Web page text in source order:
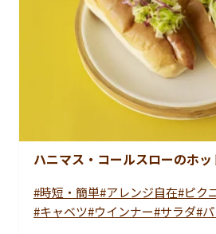
ハニマス・コールスローのホ
時短・簡単 アレンジ自在 ピク
キャベツ ウインナー サラダ